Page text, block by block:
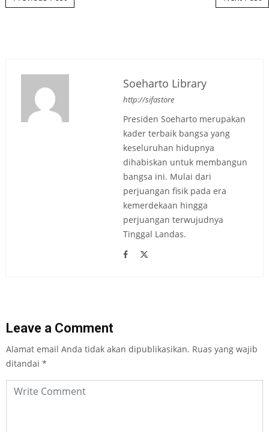
Soeharto Library
http://sifastore
Presiden Soeharto merupakan
kader terbaik bangsa yang
keseluruhan hidupnya
dihabiskan untuk membangun
bangsa ini. Mulai dari
perjuangan fisik pada era
kemerdekaan hingga
perjuangan terwujudnya
Tinggal Landas.
Leave a Comment
Alamat email Anda tidak akan dipublikasikan. Ruas yang wajib
ditandai *